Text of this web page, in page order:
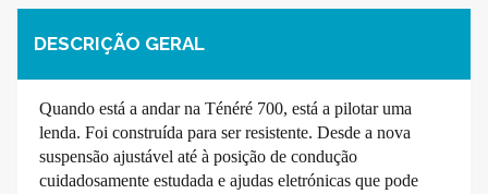
DESCRIÇÃO GERAL
Quando está a andar na Ténéré 700, está a pilotar uma
lenda. Foi construída para ser resistente. Desde a nova
suspensão ajustável até à posição de condução
cuidadosamente estudada e ajudas eletrónicas que pode